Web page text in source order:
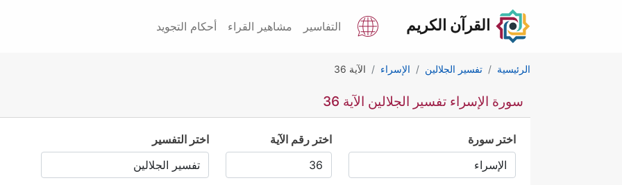
القرآن الكريم التفاسير مشاهير القراء أحكام التجويد
الرئيسية تفسير الجلالين الإسراء الآية 36
سورة الإسراء تفسير الجلالين الآية 36
اختر سورة اختر رقم الآية اختر التفسير